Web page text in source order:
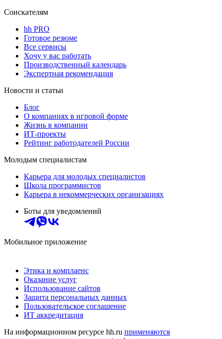
Соискателям
hh PRO
Готовое резюме
Все сервисы
Хочу у вас работать
Производственный календарь
Экспертная рекомендация
Новости и статьи
Блог
О компаниях в игровой форме
Жизнь в компании
ИТ-проекты
Рейтинг работодателей России
Молодым специалистам
Карьера для молодых специалистов
Школа программистов
Карьера в некоммерческих организациях
Боты для уведомлений
Мобильное приложение
Этика и комплаенс
Оказание услуг
Использование сайтов
Защита персональных данных
Пользовательское соглашение
ИТ аккредитация
На информационном ресурсе hh.ru применяются